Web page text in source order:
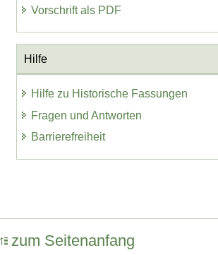
Vorschrift als PDF
Hilfe
Hilfe zu Historische Fassungen
Fragen und Antworten
Barrierefreiheit
zum Seitenanfang